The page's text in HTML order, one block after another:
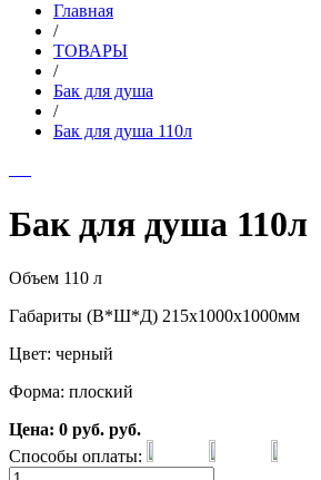
Главная
/
ТОВАРЫ
/
Бак для душа
/
Бак для душа 110л
Бак для душа 110л
Объем 110 л
Габариты (В*Ш*Д) 215х1000х1000мм
Цвет: черный
Форма: плоский
Цена: 0 руб. руб.
Способы оплаты: